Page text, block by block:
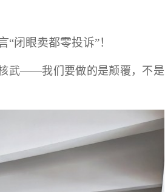
闭眼卖都零投诉”！
武——我们要做的是颠覆，不是